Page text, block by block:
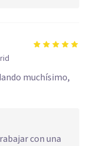
muchísimo,
con una